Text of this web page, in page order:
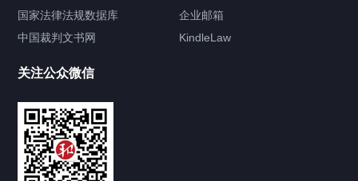
律师团队 Lawyer team
领军人物
港澳律师
专职律师
国家法律法规数据库
中国裁判文书网
企业邮箱
KindleLaw
关注公众微信